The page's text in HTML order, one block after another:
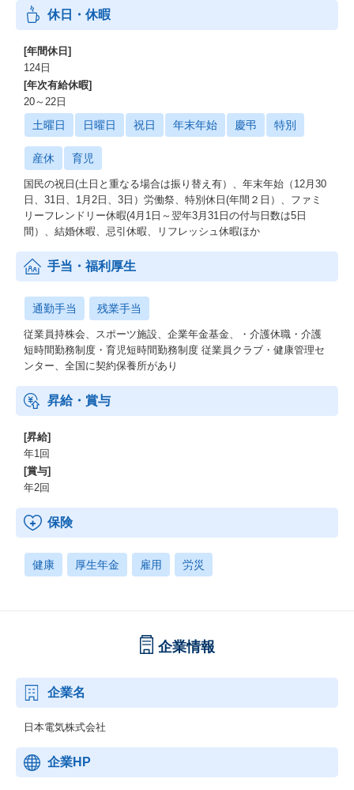
休日・休暇
[年間休日]
124日
[年次有給休暇]
20～22日
土曜日 日曜日 祝日 年末年始 慶弔 特別
産休 育児
国民の祝日(土日と重なる場合は振り替え有）、年末年始（12月30
日、31日、1月2日、3日）労働祭、特別休日(年間２日）、ファミ
リーフレンドリー休暇(4月1日～翌年3月31日の付与日数は5日
間）、結婚休暇、忌引休暇、リフレッシュ休暇ほか
手当・福利厚生
通勤手当 残業手当
従業員持株会、スポーツ施設、企業年金基金、・介護休職・介護
短時間勤務制度・育児短時間勤務制度 従業員クラブ・健康管理セ
ンター、全国に契約保養所があり
昇給・賞与
[昇給]
年1回
[賞与]
年2回
保険
健康 厚生年金 雇用 労災
企業情報
企業名
日本電気株式会社
企業HP